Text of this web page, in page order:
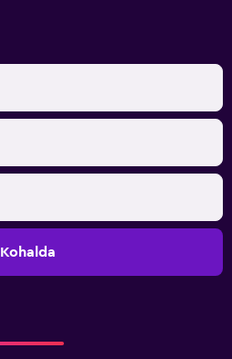
Kohalda